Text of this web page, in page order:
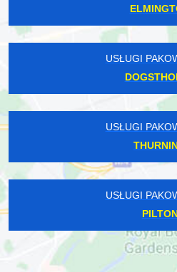
USŁUGI
USŁUGI
USŁUGI